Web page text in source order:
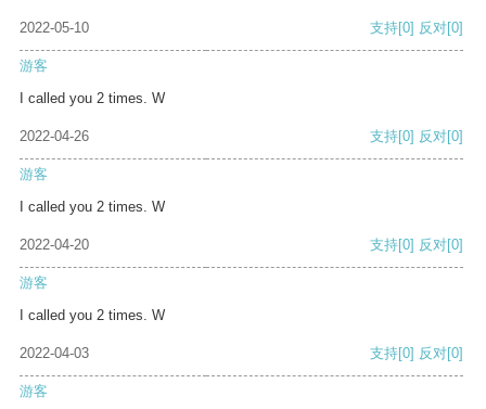
2022-05-10 支持[0] 反对[0]
游客
I called you 2 times. W
2022-04-26 支持[0] 反对[0]
游客
I called you 2 times. W
2022-04-20 支持[0] 反对[0]
游客
I called you 2 times. W
2022-04-03 支持[0] 反对[0]
游客